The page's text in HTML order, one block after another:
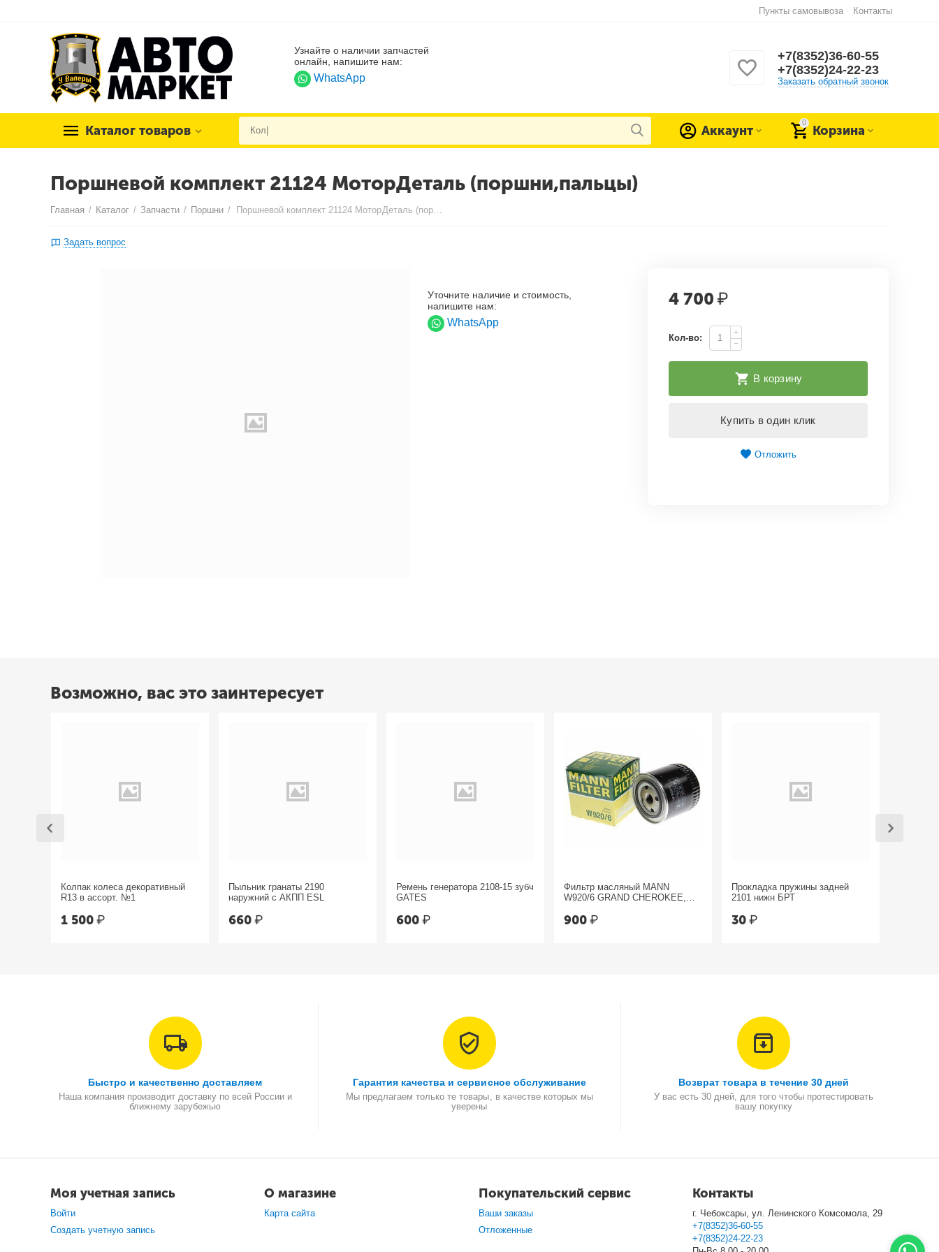
Пункты самовывоза Контакты
Узнайте о наличии запчастей
онлайн, напишите нам:
WhatsApp
+7(8352)36-60-55
+7(8352)24-22-23
Заказать обратный звонок
Каталог товаров
0
Корзина
Аккаунт
Поршневой комплект 21124 МоторДеталь (поршни,пальцы)
Главная / Каталог / Запчасти / Поршни / Поршневой комплект 21124 МоторДеталь (поршни,пальцы)
Задать вопрос
Уточните наличие и стоимость,
напишите нам:
WhatsApp
4 700₽
Кол-во:
+
−
В корзину
Купить в один клик
Отложить
Возможно, вас это заинтересует
Колпак колеса декоративный
R13 в ассорт. №1
1 500₽
Пыльник гранаты 2190
наружний с АКПП ESL
660₽
Ремень генератора 2108-15 зубч
GATES
600₽
Фильтр масляный MANN
W920/6 GRAND CHEROKEE,
900₽
Прокладка пружины задней
2101 нижн БРТ
30₽
Быстро и качественно доставляем
Наша компания производит доставку по всей России и
ближнему зарубежью
Гарантия качества и сервисное обслуживание
Мы предлагаем только те товары, в качестве которых мы
уверены
Возврат товара в течение 30 дней
У вас есть 30 дней, для того чтобы протестировать
вашу покупку
Моя учетная запись
Войти
Создать учетную запись
О магазине
Карта сайта
Покупательский сервис
Ваши заказы
Отложенные
Контакты
г. Чебоксары, ул. Ленинского Комсомола, 29
+7(8352)36-60-55
+7(8352)24-22-23